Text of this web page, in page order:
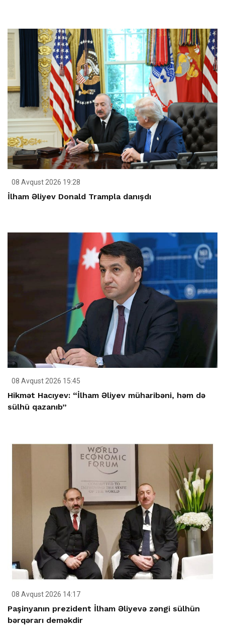
08 Avqust 2026 19:28
İlham Əliyev Donald Trampla danışdı
08 Avqust 2026 15:45
Hikmət Hacıyev: “İlham Əliyev müharibəni, həm də
sülhü qazanıb”
08 Avqust 2026 14:17
Paşinyanın prezident İlham Əliyevə zəngi sülhün
bərqərarı deməkdir